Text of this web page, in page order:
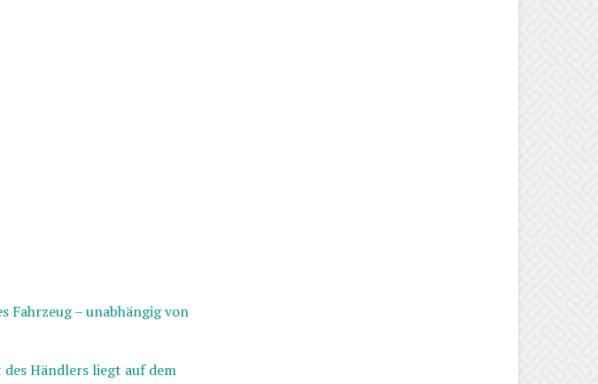
Fahrzeug – unabhängig von
Händlers liegt auf dem